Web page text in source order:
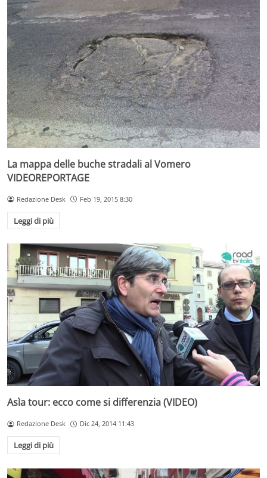
La mappa delle buche stradali al Vomero
VIDEOREPORTAGE
Redazione Desk Feb 19, 2015 8:30
Leggi di più
Asìa tour: ecco come si differenzia (VIDEO)
Redazione Desk Dic 24, 2014 11:43
Leggi di più